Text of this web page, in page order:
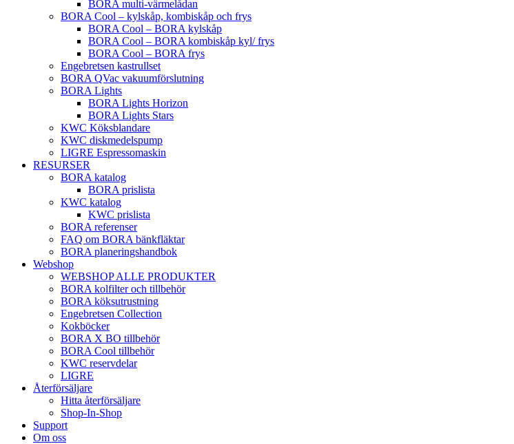
BORA multi-värmelådan
BORA Cool – kylskåp, kombiskåp och frys
BORA Cool – BORA kylskåp
BORA Cool – BORA kombiskåp kyl/ frys
BORA Cool – BORA frys
Engebretsen kastrullset
BORA QVac vakuumförslutning
BORA Lights
BORA Lights Horizon
BORA Lights Stars
KWC Köksblandare
KWC diskmedelspump
LIGRE Espressomaskin
RESURSER
BORA katalog
BORA prislista
KWC katalog
KWC prislista
BORA referenser
FAQ om BORA bänkfläktar
BORA planeringshandbok
Webshop
WEBSHOP ALLE PRODUKTER
BORA kolfilter och tillbehör
BORA köksutrustning
Engebretsen Collection
Kokböcker
BORA X BO tillbehör
BORA Cool tillbehör
KWC reservdelar
LIGRE
Återförsäljare
Hitta återförsäljare
Shop-In-Shop
Support
Om oss